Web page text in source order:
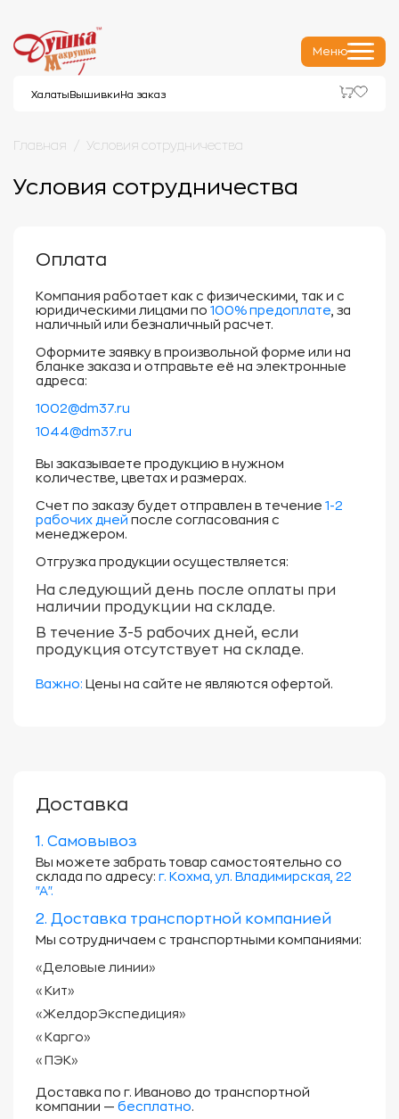
Меню
Халаты Вышивки На заказ
Главная Условия сотрудничества
Условия сотрудничества
Оплата
Компания работает как с физическими, так и с
юридическими лицами по 100% предоплате , за
наличный или безналичный расчет.
Оформите заявку в произвольной форме или на
бланке заказа и отправьте её на электронные
адреса:
1002@dm37.ru
1044@dm37.ru
Вы заказываете продукцию в нужном
количестве, цветах и размерах.
Счет по заказу будет отправлен в течение 1-2
рабочих дней после согласования с
менеджером.
Отгрузка продукции осуществляется:
На следующий день после оплаты при
наличии продукции на складе.
В течение 3-5 рабочих дней, если
продукция отсутствует на складе.
Важно: Цены на сайте не являются офертой.
Доставка
1. Самовывоз
Вы можете забрать товар самостоятельно со
склада по адресу: г. Кохма, ул. Владимирская, 22
"А".
2. Доставка транспортной компанией
Мы сотрудничаем с транспортными компаниями:
«Деловые линии»
«Кит»
«ЖелдорЭкспедиция»
«Карго»
«ПЭК»
Доставка по г. Иваново до транспортной
компании — бесплатно.